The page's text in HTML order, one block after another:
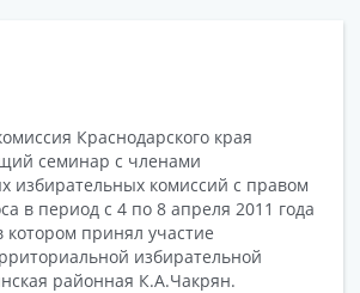
Краснодарского края
семинар с членами
избирательных комиссий с правом
в период с 4 по 8 апреля 2011 года
котором принял участие
избирательной
районная К.А.Чакрян.